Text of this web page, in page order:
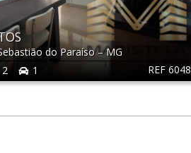
REF 6048
do Paraíso–MG
2 1